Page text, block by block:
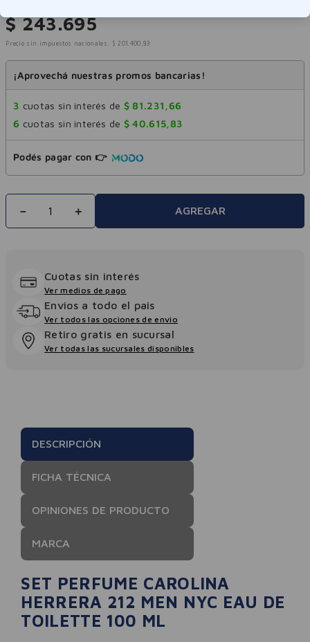
$ 243.695
Precio sin impuestos nacionales: $ 201 .400 ,83
¡Aprovechá nuestras promos bancarias!
3 cuotas sin interés de $ 81.231 ,66
6 cuotas sin interés de $ 40.615,83
Podés pagar con 👉
＋
－ AGREGAR
Cuotas sin interés
Ver medios de pago
Envios a todo el pais
Ver todos las opciones de envio
Retiro gratis en sucursal
Ver todas las sucursales disponibles
DESCRIPCIÓN
FICHA TÉCNICA
OPINIONES DE PRODUCTO
MARCA
SET PERFUME CAROLINA
HERRERA 212 MEN NYC EAU DE
TOILETTE 100 ML